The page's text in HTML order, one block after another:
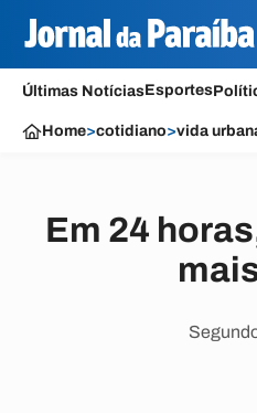
Últimas NotíciasEsportes
Home>cotidiano>vida
Em 24